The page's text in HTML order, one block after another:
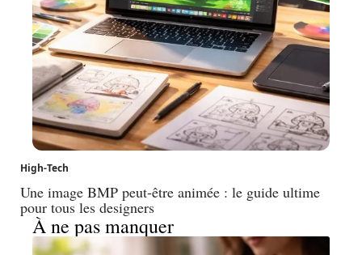
High-Tech
Une image BMP peut-être animée : le guide ultime
pour tous les designers
À ne pas manquer